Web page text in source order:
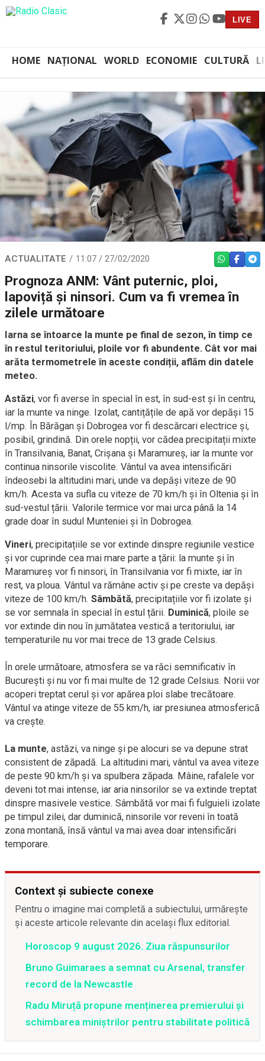
LIVE
HOME NAȚIONAL WORLD ECONOMIE CULTURĂ
ACTUALITATE 11:07 / 27/02/2020 WHATSAPP
Prognoza ANM: Vânt puternic, ploi,
lapoviță și ninsori. Cum va fi vremea în
zilele următoare
Iarna se întoarce la munte pe final de sezon, în timp ce
în restul teritoriului, ploile vor fi abundente. Cât vor mai
arăta termometrele în aceste condiții, aflăm din datele
meteo.
Astăzi, vor fi averse în special în est, în sud-est și în centru,
iar la munte va ninge. Izolat, cantițățile de apă vor depăși 15
l/mp. În Bărăgan și Dobrogea vor fi descărcari electrice și,
posibil, grindină. Din orele nopții, vor cădea precipitații mixte
în Transilvania, Banat, Crișana și Maramureș, iar la munte vor
continua ninsorile viscolite. Vântul va avea intensificări
îndeosebi la altitudini mari, unde va depăși viteze de 90
km/h. Acesta va sufla cu viteze de 70 km/h și în Oltenia și în
sud-vestul țării. Valorile termice vor mai urca până la 14
grade doar în sudul Munteniei și în Dobrogea.
Vineri, precipitațiile se vor extinde dinspre regiunile vestice
și vor cuprinde cea mai mare parte a țării: la munte și în
Maramureș vor fi ninsori, în Transilvania vor fi mixte, iar în
rest, va ploua. Vântul va rămâne activ și pe creste va depăși
viteze de 100 km/h. Sâmbătă, precipitațiile vor fi izolate și
se vor semnala în special în estul țării. Duminică, ploile se
vor extinde din nou în jumătatea vestică a teritoriului, iar
temperaturile nu vor mai trece de 13 grade Celsius.
În orele următoare, atmosfera se va răci semnificativ în
București și nu vor fi mai multe de 12 grade Celsius. Norii vor
acoperi treptat cerul și vor apărea ploi slabe trecătoare.
Vântul va atinge viteze de 55 km/h, iar presiunea atmosferică
va crește.
La munte, astăzi, va ninge și pe alocuri se va depune strat
consistent de zăpadă. La altitudini mari, vântul va avea viteze
de peste 90 km/h și va spulbera zăpada. Mâine, rafalele vor
deveni tot mai intense, iar aria ninsorilor se va extinde treptat
dinspre masivele vestice. Sâmbătă vor mai fi fulguieli izolate
pe timpul zilei, dar duminică, ninsorile vor reveni în toată
zona montană, însă vântul va mai avea doar intensificări
temporare.
Context și subiecte conexe
Pentru o imagine mai completă a subiectului, urmărește
și aceste articole relevante din același flux editorial.
Horoscop 9 august 2026. Ziua răspunsurilor
Bruno Guimaraes a semnat cu Arsenal, transfer
record de la Newcastle
Radu Miruță propune menținerea premierului și
schimbarea miniștrilor pentru stabilitate politică